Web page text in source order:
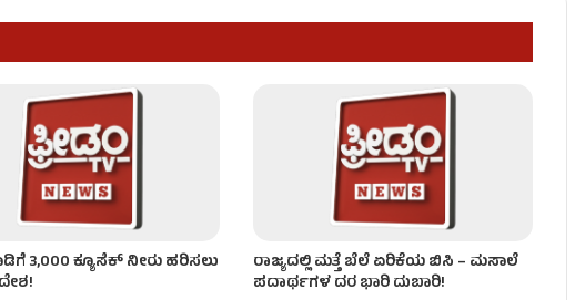
3,000 ಕ್ಯೂಸೆಕ್‌ ನೀರು ಹರಿಸಲು
ರಾಜ್ಯದಲ್ಲಿ ಮತ್ತೆ ಬೆಲೆ ಏರಿಕೆಯ ಬಿಸಿ – ಮಸಾಲೆ
ಪದಾರ್ಥಗಳ ದರ ಭಾರಿ ದುಬಾರಿ!